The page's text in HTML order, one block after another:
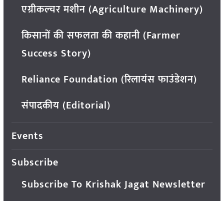
एग्रीकल्चर मशीन (Agriculture Machinery)
किसानों की सफलता की कहानी (Farmer
Success Story)
Reliance Foundation (रिलायंस फाउंडेशन)
संपादकीय (Editorial)
Events
Subscribe
Subscribe To Krishak Jagat Newsletter